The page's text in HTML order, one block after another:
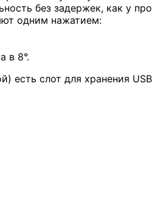
без задержек, как у
одним нажатием:
в 8°.
слот для хранения